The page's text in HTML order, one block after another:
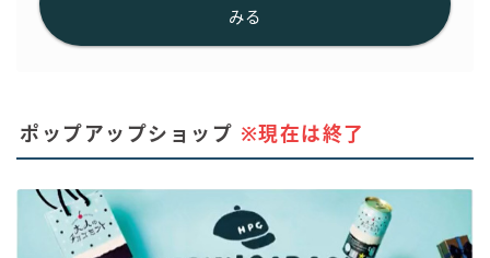
みる
ポップアップショップ ※現在は終了